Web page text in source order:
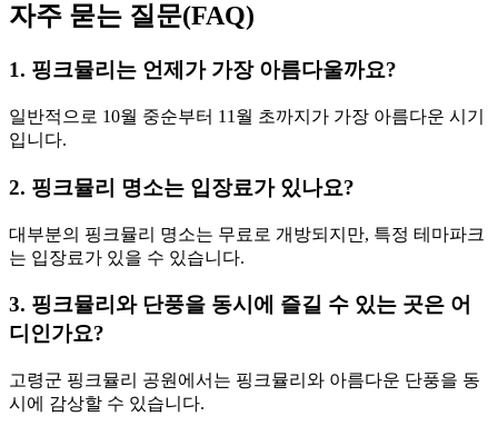
자주 묻는 질문(FAQ)
1. 핑크뮬리는 언제가 가장 아름다울까요?
일반적으로 10월 중순부터 11월 초까지가 가장 아름다운 시기
입니다.
2. 핑크뮬리 명소는 입장료가 있나요?
대부분의 핑크뮬리 명소는 무료로 개방되지만, 특정 테마파크
는 입장료가 있을 수 있습니다.
3. 핑크뮬리와 단풍을 동시에 즐길 수 있는 곳은 어
디인가요?
고령군 핑크뮬리 공원에서는 핑크뮬리와 아름다운 단풍을 동
시에 감상할 수 있습니다.